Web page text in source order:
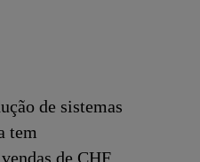
de sistemas
tem
de CHF